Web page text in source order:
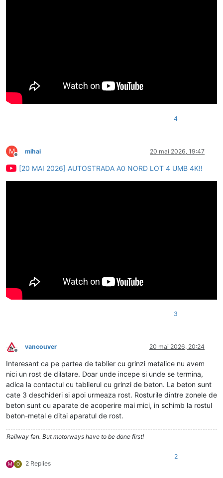
4
M
Deconectat
mihai 20 mai 2026, 19:47
[20 MAI 2026] AUTOSTRADA A0 NORD LOT 4 UMB 4K!!
3
Deconectat
vancouver 20 mai 2026, 20:24
Interesant ca pe partea de tablier cu grinzi metalice nu avem
nici un rost de dilatare. Doar unde incepe si unde se termina,
adica la contactul cu tablierul cu grinzi de beton. La beton sunt
cate 3 deschideri si apoi urmeaza rost. Rosturile dintre zonele de
beton sunt cu aparate de acoperire mai mici, in schimb la rostul
beton-metal e ditai aparatul de rost.
Railway fan. But motorways have to be done first!
M O 2 Replies
2